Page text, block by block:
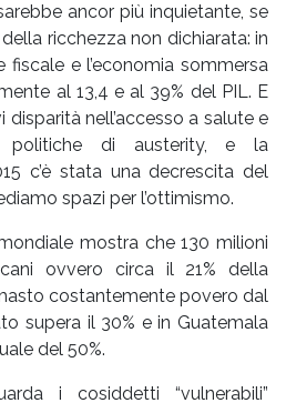
ancor più inquietante, se
ricchezza non dichiarata: in
fiscale e l’economia sommersa
al 13,4 e al 39% del PIL. E
nell’accesso a salute e
politiche di austerity, e la
c’è stata una decrescita del
spazi per l’ottimismo.
mostra che 130 milioni
ovvero circa il 21% della
costantemente povero dal
supera il 30% e in Guatemala
del 50%.
i cosiddetti “vulnerabili”